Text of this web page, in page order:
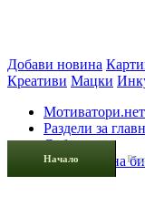
Начало
Добави новина
Креативи Мацки
Мотиватори.нет
Раздели за
Събития»
Закриване на